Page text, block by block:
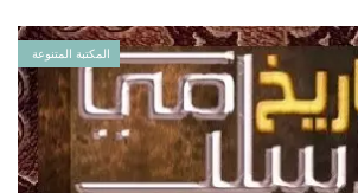
المكتبة المتنوعة